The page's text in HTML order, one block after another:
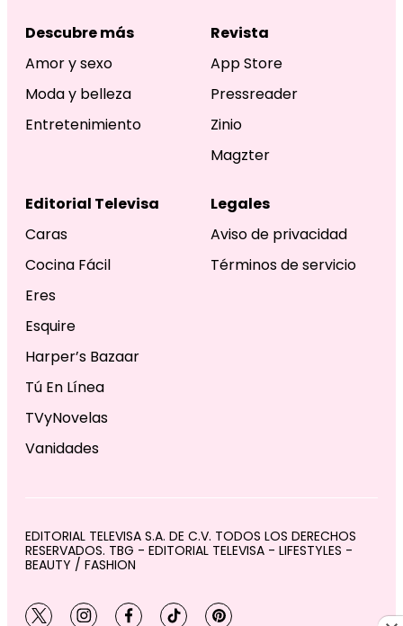
Descubre más
Amor y sexo
Moda y belleza
Entretenimiento
Revista
App Store
Pressreader
Zinio
Magzter
Editorial Televisa
Caras
Cocina Fácil
Eres
Esquire
Harper’s Bazaar
Tú En Línea
TVyNovelas
Vanidades
Legales
Aviso de privacidad
Términos de servicio
EDITORIAL TELEVISA S.A. DE C.V. TODOS LOS DERECHOS
RESERVADOS. TBG - EDITORIAL TELEVISA - LIFESTYLES -
BEAUTY / FASHION